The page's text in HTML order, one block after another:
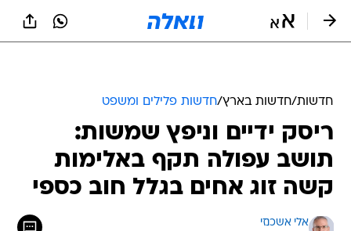
חדשות/חדשות בארץ/חדשות פלילים ומשפט
ריסק ידיים וניפץ שמשות:
תושב עפולה תקף באלימות
קשה זוג אחים בגלל חוב כספי
אלי אשכנזי